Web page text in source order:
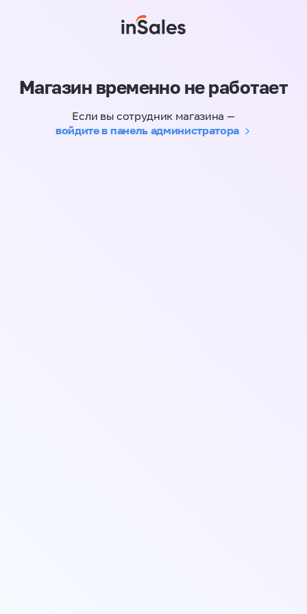
Магазин временно не работает
Если вы сотрудник магазина —
войдите в панель администратора